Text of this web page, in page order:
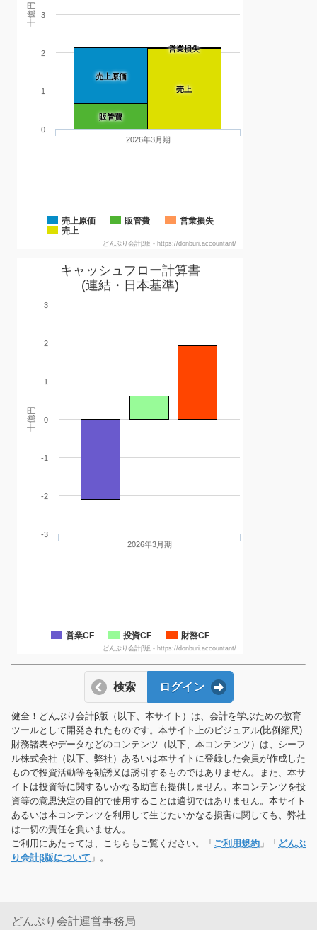
十億円
売上原価
販管費
営業損失
売上
売上原価 販管費
営業損失
売上
2026年3月期
0
1
2
3
どんぶり会計β版 - https://donburi.accountant/
十億円
キャッシュフロー計算書
(連結・日本基準)
営業CF 投資CF 財務CF
2026年3月期
-3
-2
-1
0
1
2
3
どんぶり会計β版 - https://donburi.accountant/
検索 ログイン
健全！どんぶり会計β版（以下、本サイト）は、会計を学ぶための教育
ツールとして開発されたものです。本サイト上のビジュアル(比例縮尺)
財務諸表やデータなどのコンテンツ（以下、本コンテンツ）は、シーフ
ル株式会社（以下、弊社）あるいは本サイトに登録した会員が作成した
もので投資活動等を勧誘又は誘引するものではありません。また、本サ
イトは投資等に関するいかなる助言も提供しません。本コンテンツを投
資等の意思決定の目的で使用することは適切ではありません。本サイト
あるいは本コンテンツを利用して生じたいかなる損害に関しても、弊社
は一切の責任を負いません。
ご利用にあたっては、こちらもご覧ください。「 ご利用規約 」「 どんぶ
り会計β版について 」。
どんぶり会計運営事務局